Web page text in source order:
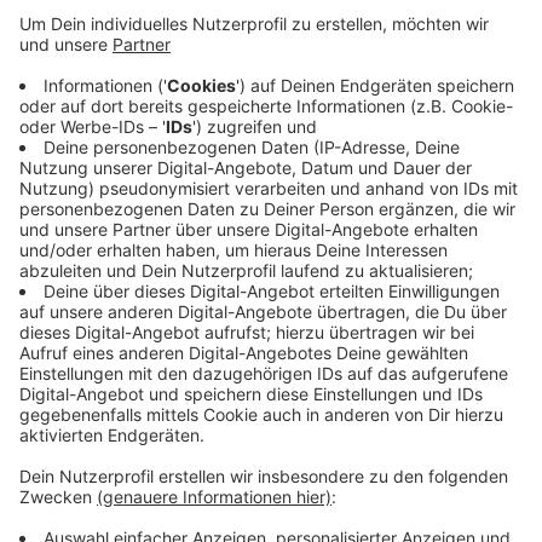
noch zustimmen.
Veröffentlicht: Mittwoch, 27.01.2021 14:47
Anzeige
Darum soll es heute im Willicher Stadtrat gehen. Ob
auch in den nächsten Monaten auf die Elternbeiträge
verzichtet wird, hänge vom weiteren Verlauf der
Pandemie ab, heißt es aus Willich.
Anzeige